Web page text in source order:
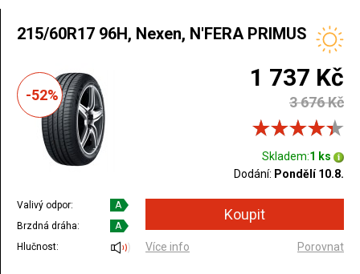
215/60R17 96H, Nexen, N'FERA PRIMUS
-52%
1 737 Kč
3 676 Kč
Skladem:1 ks
Dodání: Pondělí 10.8.
Valivý odpor:
A
Brzdná dráha:
A
Hlučnost:
Více info Porovnat